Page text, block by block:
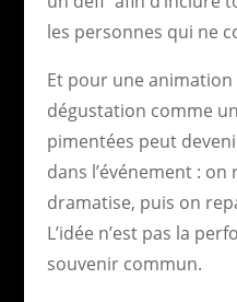
les personnes qui ne
Et pour une
dégustation comme
pimentées peut
dans l’événement :
dramatise, puis on
L’idée n’est pas la
souvenir commun.